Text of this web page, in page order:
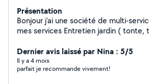
Présentation
Bonjour j'ai une société de multi-
mes services Entretien jardin ( tonte,
cuisine équipée et travaux divers
Dernier avis laissé par Nina : 5/5
Il y a 4 mois
parfait je recommande vivement!